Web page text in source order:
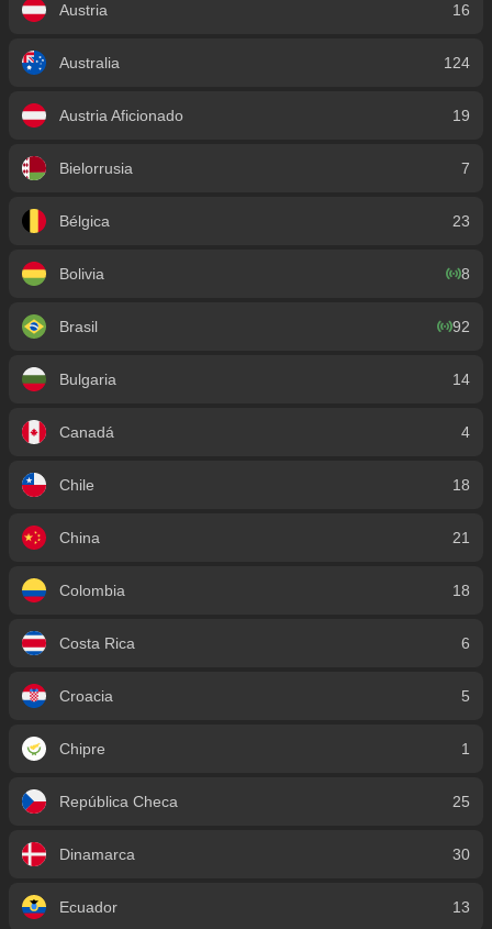
Austria 16
Australia 124
Austria Aficionado 19
Bielorrusia 7
Bélgica 23
Bolivia 8
Brasil 92
Bulgaria 14
Canadá 4
Chile 18
China 21
Colombia 18
Costa Rica 6
Croacia 5
Chipre 1
República Checa 25
Dinamarca 30
Ecuador 13